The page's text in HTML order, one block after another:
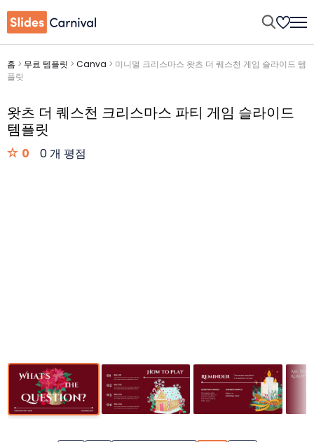
홈 > 무료 템플릿 > Canva > 미니멀 크리스마스 왓츠 더 퀘스천 게임 슬라이드 템
플릿
왓츠 더 퀘스천 크리스마스 파티 게임 슬라이드
템플릿
0 0 개 평점